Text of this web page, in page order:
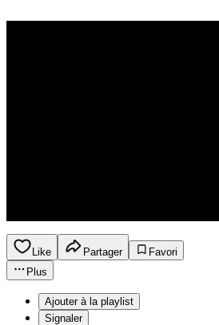
Like Partager
Favori
Plus
Ajouter à la playlist
Signaler